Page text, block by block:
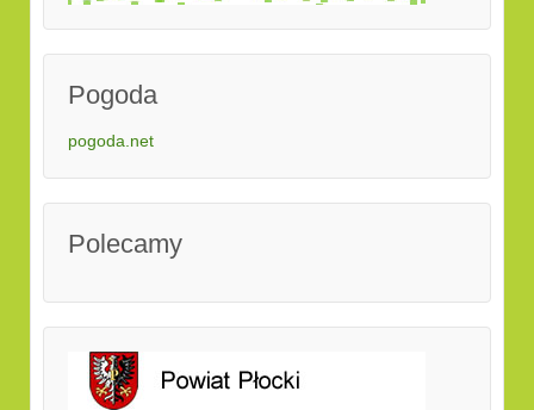
Pogoda
pogoda.net
Polecamy